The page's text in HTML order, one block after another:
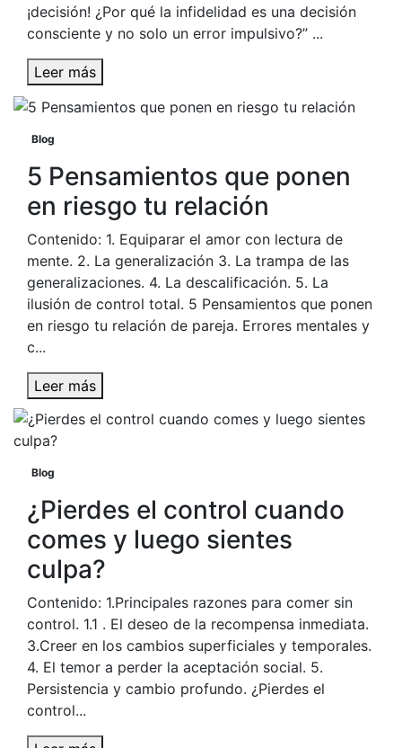
¡decisión! ¿Por qué la infidelidad es una decisión
consciente y no solo un error impulsivo?” ...
Leer más
Blog
5 Pensamientos que ponen
en riesgo tu relación
Contenido: 1. Equiparar el amor con lectura de
mente. 2. La generalización 3. La trampa de las
generalizaciones. 4. La descalificación. 5. La
ilusión de control total. 5 Pensamientos que ponen
en riesgo tu relación de pareja. Errores mentales y
c...
Leer más
Blog
¿Pierdes el control cuando
comes y luego sientes
culpa?
Contenido: 1.Principales razones para comer sin
control. 1.1 . El deseo de la recompensa inmediata.
3.Creer en los cambios superficiales y temporales.
4. El temor a perder la aceptación social. 5.
Persistencia y cambio profundo. ¿Pierdes el
control...